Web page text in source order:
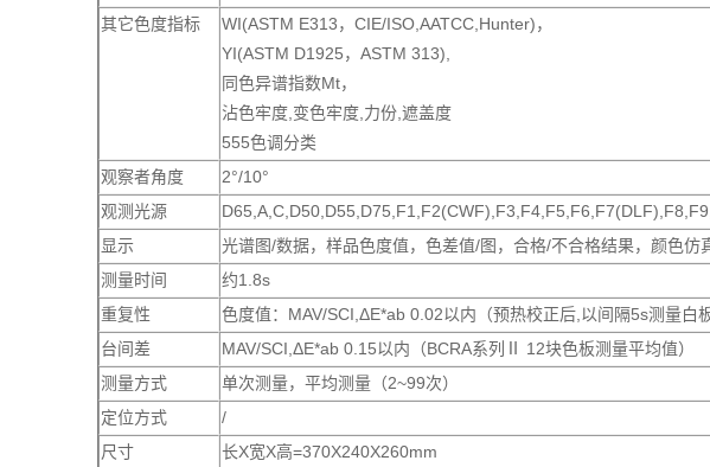
其它色度指标
WI(ASTM E313，CIE/ISO,AATCC,Hunter)，
YI(ASTM D1925，ASTM 313),
同色异谱指数Mt，
沾色牢度,变色牢度,力份,遮盖度
555色调分类
观察者角度
2°/10°
观测光源
显示
光谱图/数据，样品色度值，色差值/图，合格/不合格结果，颜色仿
测量时间
约1.8s
重复性
色度值：MAV/SCI,ΔE*ab 0.02以内（预热校正后,以间隔5s测量白
台间差
MAV/SCI,ΔE*ab 0.15以内（BCRA系列Ⅱ 12块色板测量平均值）
测量方式
单次测量，平均测量（2~99次）
定位方式
/
尺寸
长X宽X高=370X240X260mm